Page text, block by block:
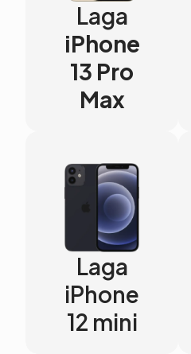
Laga
iPhone
13 Pro
Max
Laga
iPhone
12 mini